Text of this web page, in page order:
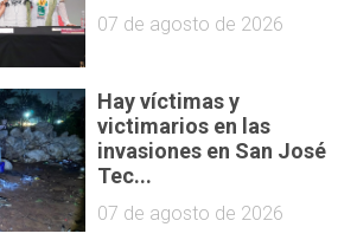
07 de agosto de 2026
Hay víctimas y
victimarios en las
invasiones en San José
Tec...
07 de agosto de 2026